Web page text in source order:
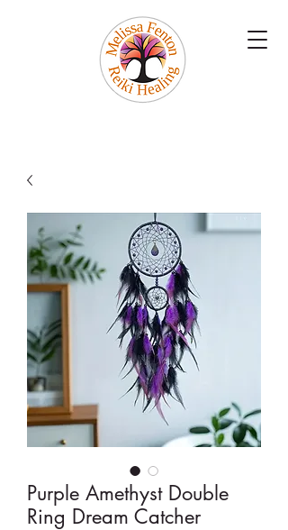
Purple Amethyst Double
Ring Dream Catcher